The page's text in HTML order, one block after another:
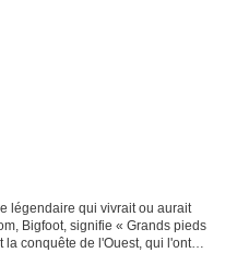
légendaire qui vivrait ou aurait
Bigfoot, signifie « Grands pieds
conquête de l'Ouest, qui l'ont